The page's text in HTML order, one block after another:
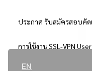
EN
ประกาศ รับสมัครสอบคัด
การใช้งาน SSL-VPN